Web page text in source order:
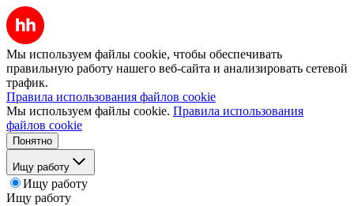
Мы используем файлы cookie, чтобы обеспечивать
правильную работу нашего веб-сайта и анализировать сетевой
трафик.
Правила использования файлов cookie
Мы используем файлы cookie. Правила использования
файлов cookie
Понятно
Ищу работу
Ищу работу
Ищу работу